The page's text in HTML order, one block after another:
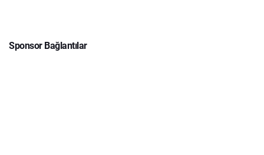
Sponsor Bağlantılar